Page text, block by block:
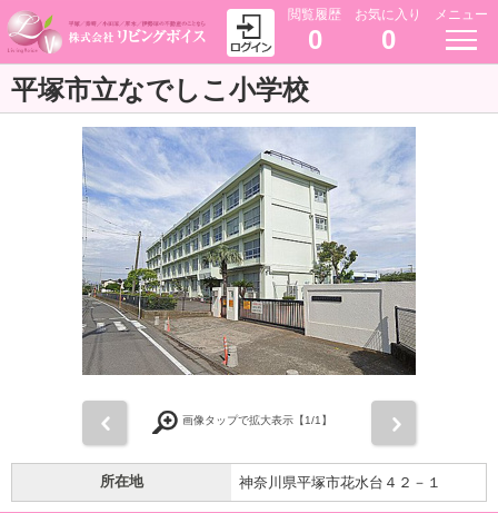
閲覧履歴
0
お気に入り
0
メニュー
平塚市立なでしこ小学校
画像タップで拡大表示【1/1】
所在地 神奈川県平塚市花水台４２－１